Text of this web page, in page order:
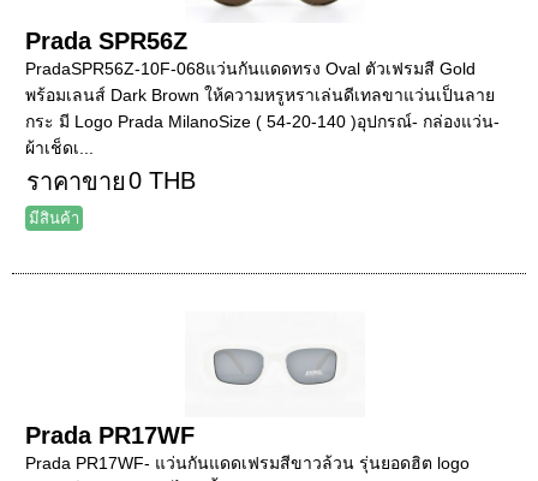
Prada SPR56Z
PradaSPR56Z-10F-068แว่นกันแดดทรง Oval ตัวเฟรมสี Gold
พร้อมเลนส์ Dark Brown ให้ความหรูหราเล่นดีเทลขาแว่นเป็นลาย
กระ มี Logo Prada MilanoSize ( 54-20-140 )อุปกรณ์- กล่องแว่น-
ผ้าเช็ดเ...
ราคาขาย0 THB
มีสินค้า
Prada PR17WF
Prada PR17WF- แว่นกันแดดเฟรมสีขาวล้วน รุ่นยอดฮิต logo